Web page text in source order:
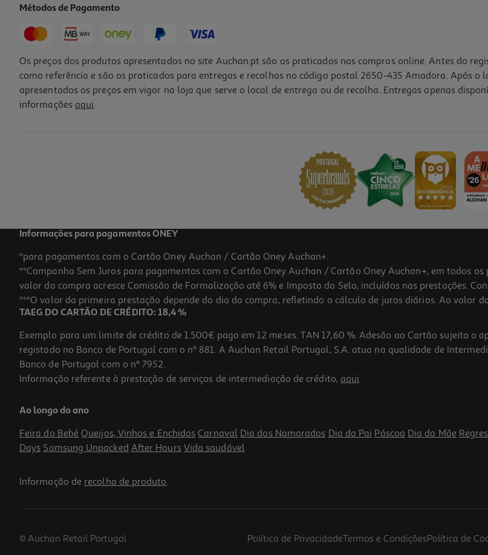
9.99 €/un
9,99 €
Métodos de Pagamento
Os preços dos produtos apresentados no site Auchan.pt são os praticados nas compras online. Antes do
como referência e são os praticados para entregas e recolhas no código postal 2650-435 Amadora. Após
apresentados os preços em vigor na loja que serve o local de entrega ou de recolha. Entregas apenas
informações aqui.
Informações para pagamentos ONEY
*para pagamentos com o Cartão Oney Auchan / Cartão Oney Auchan+.
**Campanha Sem Juros para pagamentos com o Cartão Oney Auchan / Cartão Oney Auchan+, em todos
valor da compra acresce Comissão de Formalização até 6% e Imposto do Selo, incluídos nas prestações.
***O valor da primeira prestação depende do dia da compra, refletindo o cálculo de juros diários. Ao valor
TAEG DO CARTÃO DE CRÉDITO: 18,4 %
Exemplo para um limite de crédito de 1.500€ pago em 12 meses. TAN 17,60 %. Adesão ao Cartão sujeita a
registado no Banco de Portugal com o nº 881. A Auchan Retail Portugal, S.A. atua na qualidade de
Banco de Portugal com o nº 7952.
Informação referente à prestação de serviços de intermediação de crédito, aqui.
Ao longo do ano
Feira do Bebé Queijos, Vinhos e Enchidos Carnaval Dia dos Namorados Dia do Pai Páscoa Dia da Mãe
Days Samsung Unpacked After Hours Vida saudável
Informação de recolha de produto.
Política de PrivacidadeTermos e CondiçõesPolítica de
© Auchan Retail Portugal